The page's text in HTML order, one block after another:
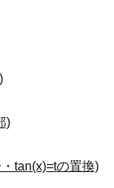
)
tan(x)=tの置換)